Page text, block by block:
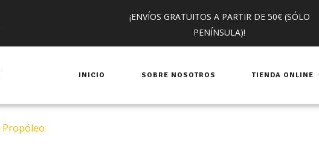
¡ENVÍOS GRATUITOS A PARTIR DE 50€ (SÓLO
PENÍNSULA)!
INICIO SOBRE NOSOTROS TIENDA ONLINE